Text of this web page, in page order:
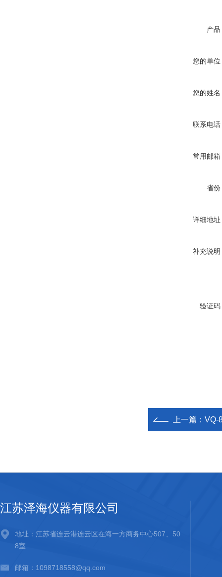
产品
您的单位
您的姓名
联系电话
常用邮箱
省份
详细地址
补充说明
验证码
上一篇： VQ-
江苏泽海仪器有限公司
地址：江苏省连云港连云区在海一方商务中心507、50
8室
邮箱：1098718558@qq.com